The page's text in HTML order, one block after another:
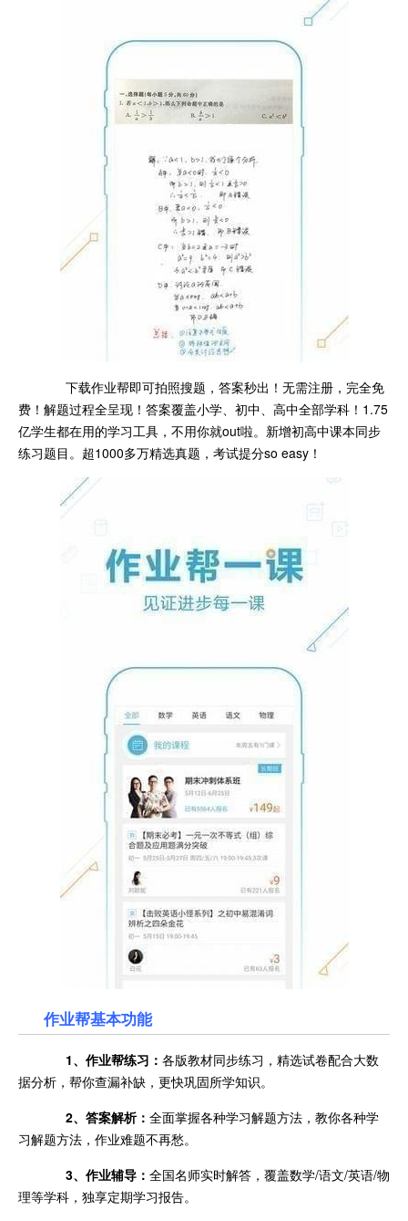
下载作业帮即可拍照搜题，答案秒出！无需注册，完全免
费！解题过程全呈现！答案覆盖小学、初中、高中全部学科！1.75
亿学生都在用的学习工具，不用你就out啦。新增初高中课本同步
练习题目。超1000多万精选真题，考试提分so easy！
作业帮基本功能
1、作业帮练习： 各版教材同步练习，精选试卷配合大数
据分析，帮你查漏补缺，更快巩固所学知识。
2、答案解析： 全面掌握各种学习解题方法，教你各种学
习解题方法，作业难题不再愁。
3、作业辅导： 全国名师实时解答，覆盖数学/语文/英语/物
理等学科，独享定期学习报告。